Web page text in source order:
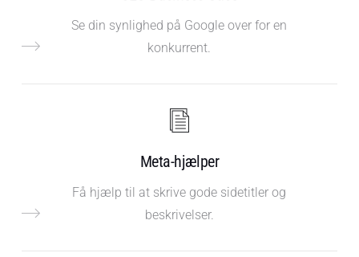
Se din synlighed på Google over for en
konkurrent.
Meta-hjælper
Få hjælp til at skrive gode sidetitler og
beskrivelser.